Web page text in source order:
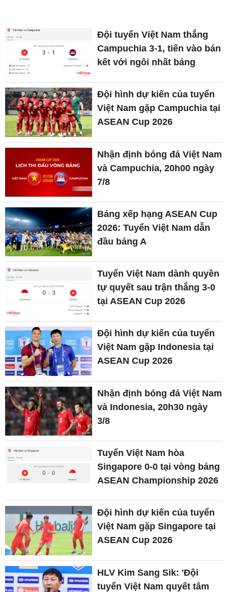
Đội tuyển Việt Nam thắng
Campuchia 3-1, tiến vào bán
kết với ngôi nhất bảng
Đội hình dự kiến của tuyển
Việt Nam gặp Campuchia tại
ASEAN Cup 2026
Nhận định bóng đá Việt Nam
và Campuchia, 20h00 ngày
7/8
Bảng xếp hạng ASEAN Cup
2026: Tuyển Việt Nam dẫn
đầu bảng A
Tuyển Việt Nam dành quyền
tự quyết sau trận thắng 3-0
tại ASEAN Cup 2026
Đội hình dự kiến của tuyển
Việt Nam gặp Indonesia tại
ASEAN Cup 2026
Nhận định bóng đá Việt Nam
và Indonesia, 20h30 ngày
3/8
Tuyển Việt Nam hòa
Singapore 0-0 tại vòng bảng
ASEAN Championship 2026
Đội hình dự kiến của tuyển
Việt Nam gặp Singapore tại
ASEAN Cup 2026
HLV Kim Sang Sik: 'Đội
tuyển Việt Nam quyết tâm